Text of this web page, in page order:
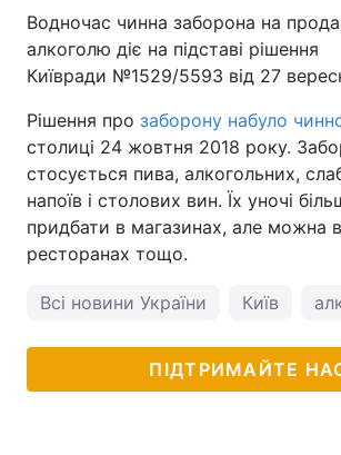
Водночас чинна заборона на
алкоголю діє на підставі рішення
Київради №1529/5593 від 27
Рішення про заборону набуло
столиці 24 жовтня 2018 року.
стосується пива, алкогольних,
напоїв і столових вин. Їх уночі
придбати в магазинах, але можна
ресторанах тощо.
Всі новини України Київ
ПІДТРИМАЙТЕ